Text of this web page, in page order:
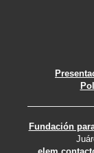
Fundación